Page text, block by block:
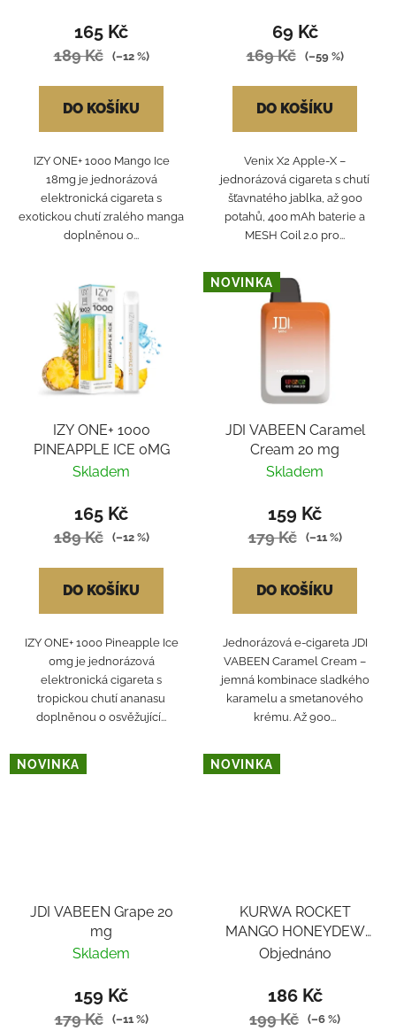
165 Kč
189 Kč (–12 %)
DO KOŠÍKU
IZY ONE+ 1000 Mango Ice
18mg je jednorázová
elektronická cigareta s
exotickou chutí zralého manga
doplněnou o...
69 Kč
169 Kč (–59 %)
DO KOŠÍKU
Venix X2 Apple‑X –
jednorázová cigareta s chutí
šťavnatého jablka, až 900
potahů, 400 mAh baterie a
MESH Coil 2.0 pro...
IZY ONE+ 1000
PINEAPPLE ICE 0MG
Skladem
165 Kč
189 Kč (–12 %)
DO KOŠÍKU
IZY ONE+ 1000 Pineapple Ice
0mg je jednorázová
elektronická cigareta s
tropickou chutí ananasu
doplněnou o osvěžující...
NOVINKA
JDI VABEEN Caramel
Cream 20 mg
Skladem
159 Kč
179 Kč (–11 %)
DO KOŠÍKU
Jednorázová e-cigareta JDI
VABEEN Caramel Cream –
jemná kombinace sladkého
karamelu a smetanového
krému. Až 900...
NOVINKA
JDI VABEEN Grape 20
mg
Skladem
159 Kč
179 Kč (–11 %)
NOVINKA
KURWA ROCKET
MANGO HONEYDEW
MARACUJA ICE
Objednáno
186 Kč
199 Kč (–6 %)